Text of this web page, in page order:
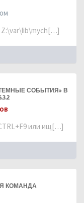
Z:\var\lib\mych[…]
СОБЫТИЯ» В
или ищ[…]
КОМАНДА